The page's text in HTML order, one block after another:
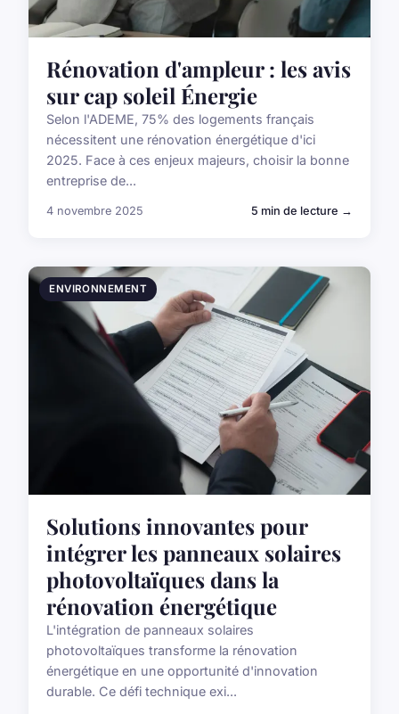
Rénovation d'ampleur : les avis
sur cap soleil Énergie
Selon l'ADEME, 75% des logements français
nécessitent une rénovation énergétique d'ici
2025. Face à ces enjeux majeurs, choisir la bonne
entreprise de...
4 novembre 2025 5 min de lecture →
ENVIRONNEMENT
Solutions innovantes pour
intégrer les panneaux solaires
photovoltaïques dans la
rénovation énergétique
L'intégration de panneaux solaires
photovoltaïques transforme la rénovation
énergétique en une opportunité d'innovation
durable. Ce défi technique exi...